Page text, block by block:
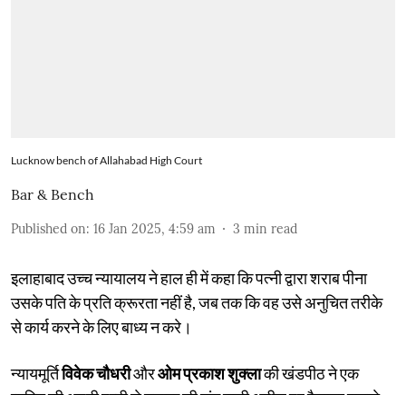
Lucknow bench of Allahabad High Court
Bar & Bench
Published on: 16 Jan 2025, 4:59 am 3 min read
इलाहाबाद उच्च न्यायालय ने हाल ही में कहा कि पत्नी द्वारा शराब पीना
उसके पति के प्रति क्रूरता नहीं है, जब तक कि वह उसे अनुचित तरीके
से कार्य करने के लिए बाध्य न करे।
न्यायमूर्तिविवेक चौधरीऔरओम प्रकाश शुक्लाकी खंडपीठ ने एक